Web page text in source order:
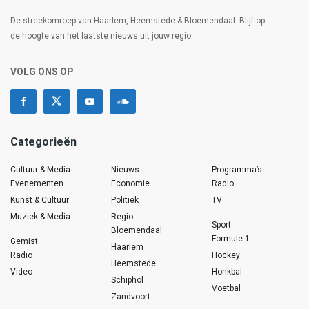
De streekomroep van Haarlem, Heemstede & Bloemendaal. Blijf op
de hoogte van het laatste nieuws uit jouw regio.
VOLG ONS OP
Categorieën
Cultuur & Media
Evenementen
Kunst & Cultuur
Muziek & Media
Gemist
Radio
Video
Nieuws
Economie
Politiek
Regio
Bloemendaal
Haarlem
Heemstede
Schiphol
Zandvoort
Programma’s
Radio
TV
Sport
Formule 1
Hockey
Honkbal
Voetbal